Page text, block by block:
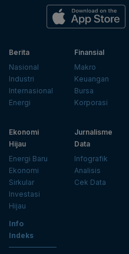
Berita
Nasional
Industri
Internasional
Energi
Finansial
Makro
Keuangan
Bursa
Korporasi
Ekonomi
Hijau
Energi Baru
Ekonomi
Sirkular
Investasi
Hijau
Jurnalisme
Data
Infografik
Analisis
Cek Data
Info
Indeks